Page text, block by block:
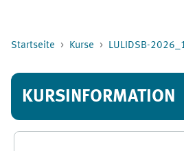
Startseite Kurse LULIDSB-
KURSINFORMATION